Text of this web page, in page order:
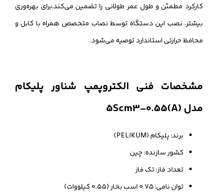
کارکرد مطمئن و طول عمر طولانی را تضمین می‌کند.برای بهره‌وری
بیشتر، نصب این دستگاه توسط نصاب متخصص همراه با کابل و
محافظ حرارتی استاندارد توصیه می‌شود.
مشخصات فنی الکتروپمپ شناور پلیکام
مدل 5Scm3-0.55(A)
برند: پلیکام (PELIKUM)
کشور سازنده: چین
تعداد فاز: تک فاز
توان نامی: ۰.۷۵ اسب بخار (۰.۵۵ کیلووات)